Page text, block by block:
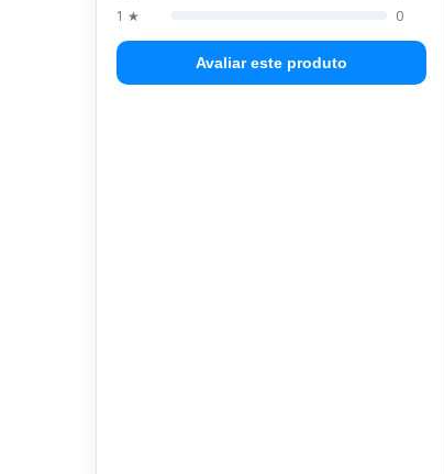
1 ★
0
Avaliar este produto